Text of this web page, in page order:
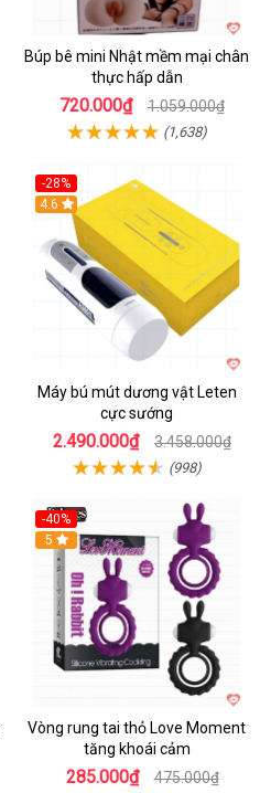
Búp bê mini Nhật mềm mại chân
thực hấp dẫn
720.000₫ 1.059.000₫
(1,638)
-28%
Hot
4.6
Máy bú mút dương vật Leten
cực sướng
2.490.000₫ 3.458.000₫
(998)
-40%
5
Vòng rung tai thỏ Love Moment
tăng khoái cảm
285.000₫ 475.000₫